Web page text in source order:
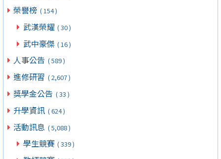
榮譽榜 ( 154 )
武漢榮耀 ( 30 )
武中豪傑 ( 16 )
人事公告 ( 589 )
進修研習 ( 2,607 )
獎學金公告 ( 33 )
升學資訊 ( 624 )
活動訊息 ( 5,088 )
學生競賽 ( 339 )